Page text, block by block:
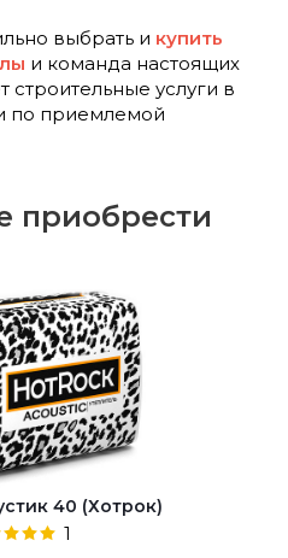
выбрать и купить
и команда настоящих
услуги в
по приемлемой
приобрести
40 (Хотрок)
1